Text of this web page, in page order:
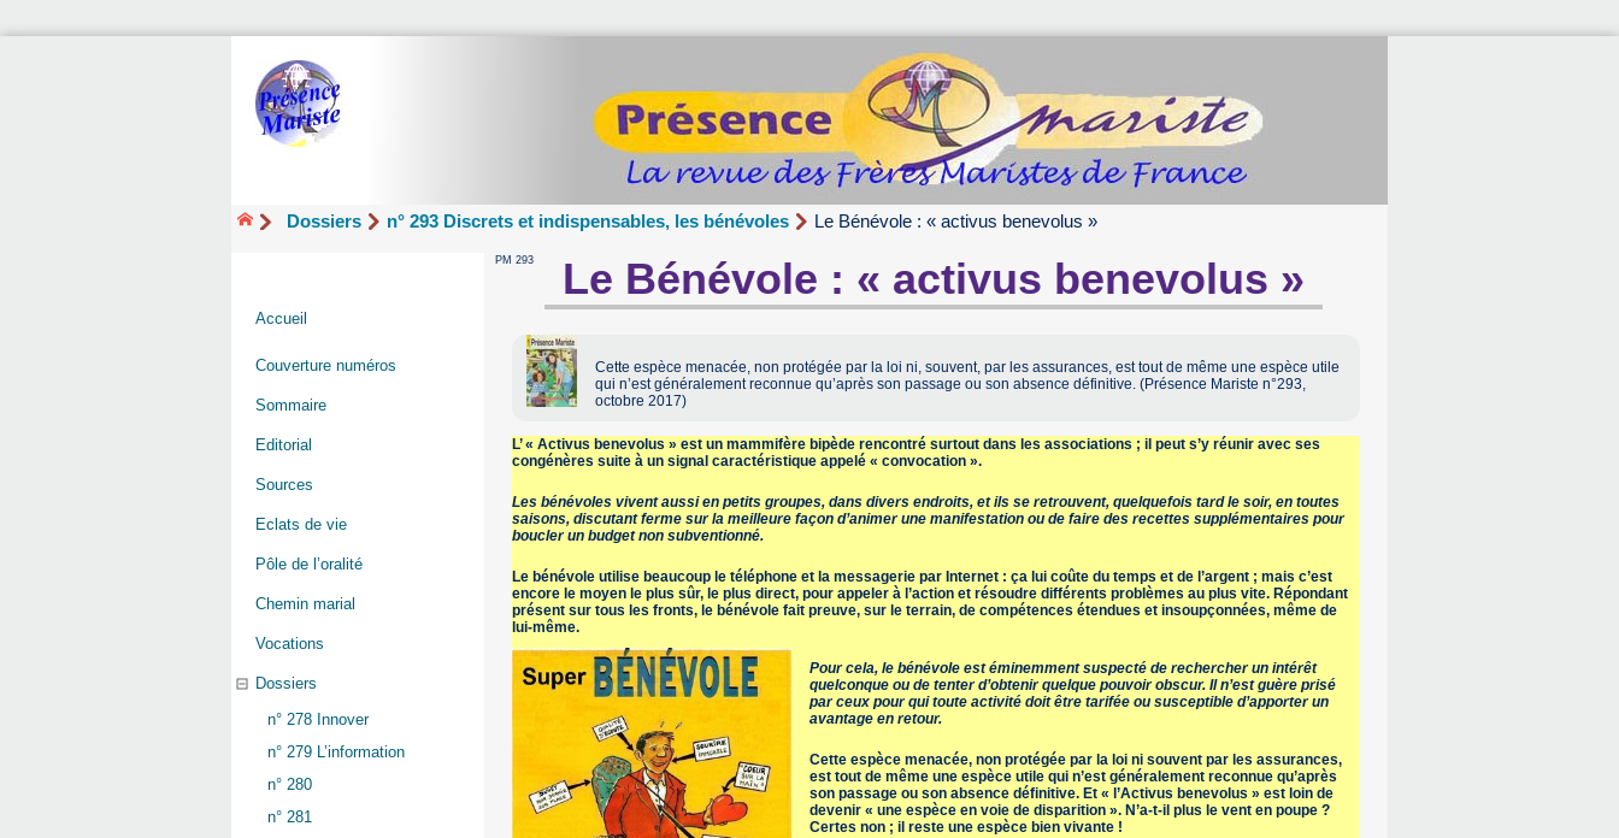
Dossiers n° 293 Discrets et indispensables, les bénévoles Le Bénévole : « activus benevolus »
PM 293 Le Bénévole : « activus benevolus »
Cette espèce menacée, non protégée par la loi ni, souvent, par les assurances, est tout de même une espèce utile
qui n’est généralement reconnue qu’après son passage ou son absence définitive. (Présence Mariste n°293,
octobre 2017)
L’ « Activus benevolus » est un mammifère bipède rencontré surtout dans les associations ; il peut s’y réunir avec ses
congénères suite à un signal caractéristique appelé « convocation ».
Les bénévoles vivent aussi en petits groupes, dans divers endroits, et ils se retrouvent, quelquefois tard le soir, en toutes
saisons, discutant ferme sur la meilleure façon d’animer une manifestation ou de faire des recettes supplémentaires pour
boucler un budget non subventionné.
Le bénévole utilise beaucoup le téléphone et la messagerie par Internet : ça lui coûte du temps et de l’argent ; mais c’est
encore le moyen le plus sûr, le plus direct, pour appeler à l’action et résoudre différents problèmes au plus vite. Répondant
présent sur tous les fronts, le bénévole fait preuve, sur le terrain, de compétences étendues et insoupçonnées, même de
lui-même.
Pour cela, le bénévole est éminemment suspecté de rechercher un intérêt
quelconque ou de tenter d’obtenir quelque pouvoir obscur. Il n’est guère prisé
par ceux pour qui toute activité doit être tarifée ou susceptible d’apporter un
avantage en retour.
Cette espèce menacée, non protégée par la loi ni souvent par les assurances,
est tout de même une espèce utile qui n’est généralement reconnue qu’après
son passage ou son absence définitive. Et « l’Activus benevolus » est loin de
devenir « une espèce en voie de disparition ». N’a-t-il plus le vent en poupe ?
Certes non ; il reste une espèce bien vivante !
Accueil
Couverture numéros
Sommaire
Editorial
Sources
Eclats de vie
Pôle de l’oralité
Chemin marial
Vocations
Dossiers
n° 278 Innover
n° 279 L’information
n° 280
n° 281